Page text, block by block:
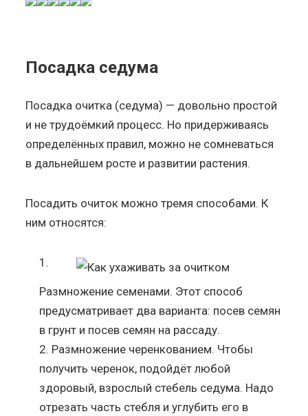
Посадка седума
Посадка очитка (седума) — довольно простой
и не трудоёмкий процесс. Но придерживаясь
определённых правил, можно не сомневаться
в дальнейшем росте и развитии растения.
Посадить очиток можно тремя способами. К
ним относятся:
Размножение семенами. Этот способ
предусматривает два варианта: посев семян
в грунт и посев семян на рассаду.
Размножение черенкованием. Чтобы
получить черенок, подойдёт любой
здоровый, взрослый стебель седума. Надо
отрезать часть стебля и углубить его в